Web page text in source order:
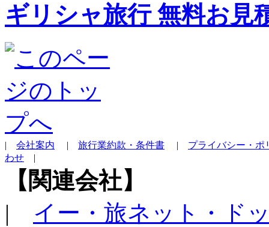
ギリシャ旅行 無料お見
| 会社案内 | 旅行業約款・条件書 | プライバシー・ポ
わせ |
【関連会社】
| イー・旅ネット・ド